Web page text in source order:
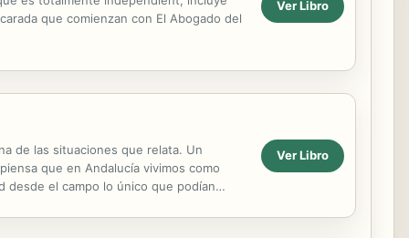
que comienzan con El Abogado del
Ver Libro
de las situaciones que relata. Un
que en Andalucía vivimos como
desde el campo lo único que podían
Ver Libro